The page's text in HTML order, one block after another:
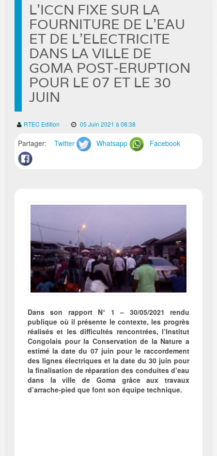
L’ICCN FIXE SUR LA
FOURNITURE DE L’EAU
ET DE L’ELECTRICITE
DANS LA VILLE DE
GOMA POST-ERUPTION
POUR LE 07 ET LE 30
JUIN
RTEC Edition 05 Juin 2021 à 08:38
Partager: Twitter Whatsapp Facebook
Dans son rapport N° 1 – 30/05/2021 rendu
publique où il présente le contexte, les progrès
réalisés et les difficultés rencontrées, l’Institut
Congolais pour la Conservation de la Nature a
estimé la date du 07 juin pour le raccordement
des lignes électriques et la date du 30 juin pour
la finalisation de réparation des conduites d’eau
dans la ville de Goma grâce aux travaux
d’arrache-pied que font son équipe technique.